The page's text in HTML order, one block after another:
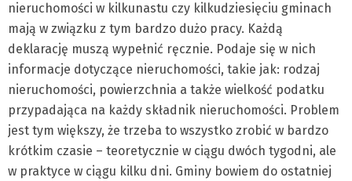
nieruchomości w kilkunastu czy kilkudziesięciu gminach
mają w związku z tym bardzo dużo pracy. Każdą
deklarację muszą wypełnić ręcznie. Podaje się w nich
informacje dotyczące nieruchomości, takie jak: rodzaj
nieruchomości, powierzchnia a także wielkość podatku
przypadająca na każdy składnik nieruchomości. Problem
jest tym większy, że trzeba to wszystko zrobić w bardzo
krótkim czasie – teoretycznie w ciągu dwóch tygodni, ale
w praktyce w ciągu kilku dni. Gminy bowiem do ostatniej